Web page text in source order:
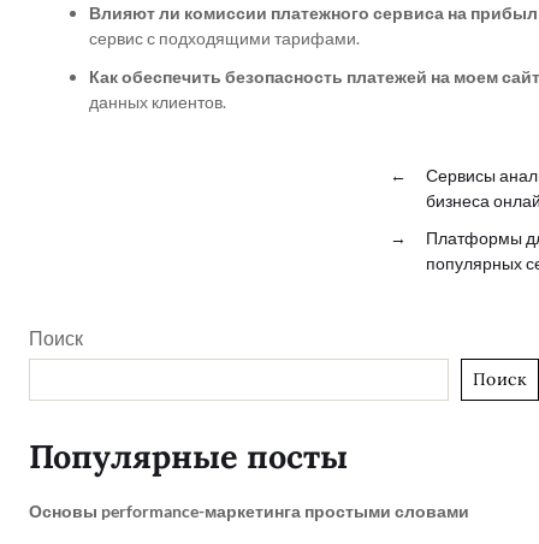
Влияют ли комиссии платежного сервиса на
сервис с подходящими тарифами.
Как обеспечить безопасность платежей на моем
данных клиентов.
←
Сервисы
бизнеса
→
Платформы
популярных
Поиск
Поиск
Популярные посты
Основы performance-маркетинга простыми словами